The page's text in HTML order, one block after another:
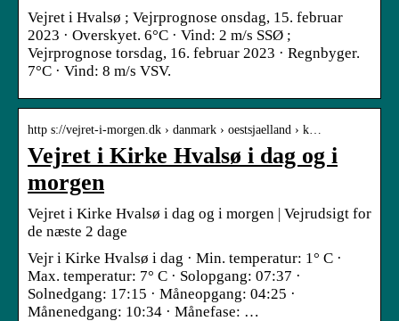
Vejret i Hvalsø ; Vejrprognose onsdag, 15. februar
2023 · Overskyet. 6°C · Vind: 2 m/s SSØ ;
Vejrprognose torsdag, 16. februar 2023 · Regnbyger.
7°C · Vind: 8 m/s VSV.
http s://vejret-i-morgen.dk › danmark › oestsjaelland › k…
Vejret i Kirke Hvalsø i dag og i
morgen
Vejret i Kirke Hvalsø i dag og i morgen | Vejrudsigt for
de næste 2 dage
Vejr i Kirke Hvalsø i dag · Min. temperatur: 1° C ·
Max. temperatur: 7° C · Solopgang: 07:37 ·
Solnedgang: 17:15 · Måneopgang: 04:25 ·
Månenedgang: 10:34 · Månefase: …